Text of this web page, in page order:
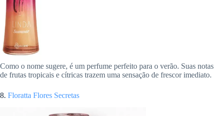
Como o nome sugere, é um perfume perfeito para o verão. Suas notas
de frutas tropicais e cítricas trazem uma sensação de frescor imediato.
8. Floratta Flores Secretas